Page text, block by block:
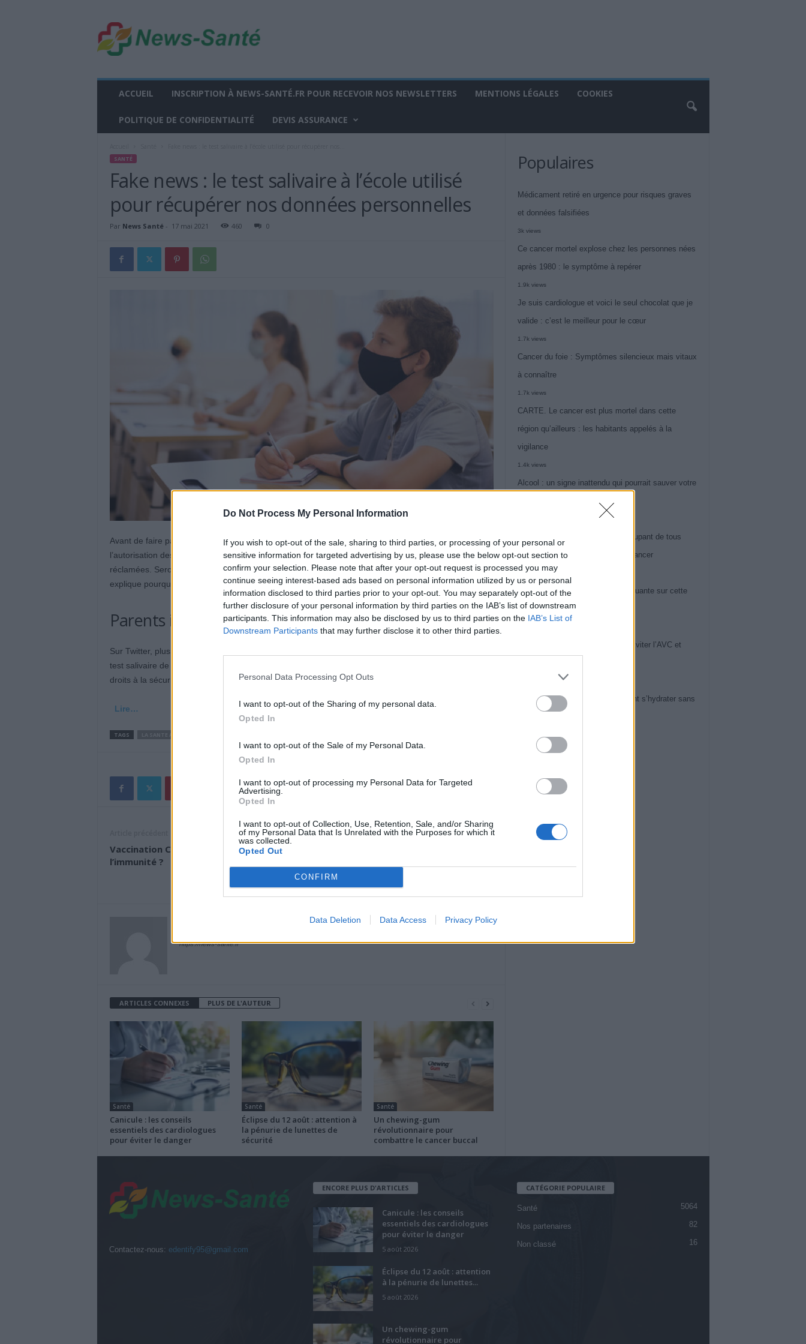
Do Not Process My Personal Information
If you wish to opt-out of the sale, sharing to third parties, or processing of your personal or
sensitive information for targeted advertising by us, please use the below opt-out section to
confirm your selection. Please note that after your opt-out request is processed you may
continue seeing interest-based ads based on personal information utilized by us or personal
information disclosed to third parties prior to your opt-out. You may separately opt-out of the
further disclosure of your personal information by third parties on the IAB’s list of downstream
participants. This information may also be disclosed by us to third parties on the IAB’s List of
Downstream Participants that may further disclose it to other third parties.
Personal Data Processing Opt Outs
I want to opt-out of the Sharing of my personal data.
Opted In
I want to opt-out of the Sale of my Personal Data.
Opted In
I want to opt-out of processing my Personal Data for Targeted
Advertising.
Opted In
I want to opt-out of Collection, Use, Retention, Sale, and/or Sharing
of my Personal Data that Is Unrelated with the Purposes for which it
was collected.
Opted Out
CONFIRM
Data Deletion Data Access Privacy Policy
w
s
ACCUEIL INSCRIPTION À NEWS-SANTÉ.FR POUR RECEVOIR NOS NEWSLETTERS MENTIONS LÉGALES COOKIES
POLITIQUE DE CONFIDENTIALITÉ DEVIS ASSURANCE
SANTÉ
Fake news : le test salivaire à l’école utilisé
pour récupérer nos données personnelles
Par News Santé- 17 mai 2021 460 0
Avant de faire passer un test salivaire sur les élèves mineurs, l’établissement scolaire a besoin de
l’autorisation des parents via un formulaire de consentement. Des données personnelles sont
réclamées. Seront-elles réutilisées par le gouvernement pour « fliquer » les familles ? Faux. On vous
explique pourquoi.
Parents inquiets
Sur Twitter, plusieurs parents d’élèves se sont offusqués. Sur le formulaire de consentement pour un
test salivaire de leur enfant à l’école, la «copie de la carte Vitale ou une copie de l’attestation de
droits à la sécurité sociale» est demandée. Ils
Lire…
TAGS
Vaccination Covid : quand commence
l’immunité ?
Article suivant
https://news-sante.fr
ARTICLES CONNEXES PLUS DE L'AUTEUR
Santé
Canicule : les conseils
essentiels des cardiologues
pour éviter le danger
Santé
Éclipse du 12 août : attention à
la pénurie de lunettes de
sécurité
Santé
Un chewing-gum
révolutionnaire pour
combattre le cancer buccal
Populaires
Médicament retiré en urgence pour risques graves
et données falsifiées
3k views
Ce cancer mortel explose chez les personnes nées
après 1980 : le symptôme à repérer
1.9k views
Je suis cardiologue et voici le seul chocolat que je
valide : c’est le meilleur pour le cœur
1.7k views
Cancer du foie : Symptômes silencieux mais vitaux
à connaître
1.7k views
CARTE. Le cancer est plus mortel dans cette
région qu’ailleurs : les habitants appelés à la
vigilance
1.4k views
Alcool : un signe inattendu qui pourrait sauver votre
C’est le symptôme le plus préoccupant de tous
après 60 ans : il peut révéler un cancer
1.3k views
Arthrose du genou : la vérité choquante sur cette
maladie en pleine expansion
4 Astuces de Cardiologues pour Éviter l’AVC et
Hypertension et chaleur : comment s’hydrater sans
Contactez-nous: edentify95@gmail.com
ENCORE PLUS D'ARTICLES
Canicule : les conseils
essentiels des cardiologues
pour éviter le danger
5 août 2026
Éclipse du 12 août : attention
à la pénurie de lunettes...
5 août 2026
Un chewing-gum
révolutionnaire pour
CATÉGORIE POPULAIRE
Santé 5064
Nos partenaires 82
Non classé 16